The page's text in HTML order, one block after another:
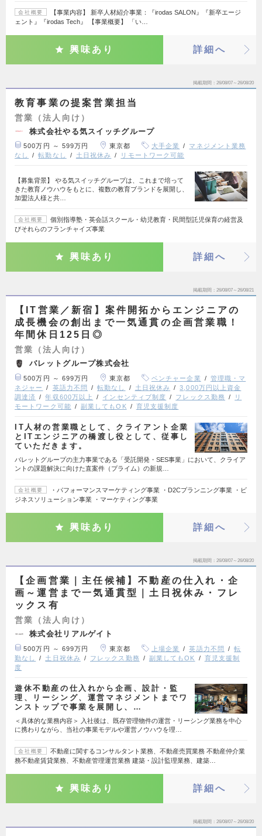
会社概要
【事業内容】 新卒人材紹介事業：『irodas SALON』『新卒エージ
ェント』『irodas Tech』 【事業概要】 「い…
興味あり 詳細へ
掲載期間 26/08/07～26/08/20
教育事業の提案営業担当
営業（法人向け）
株式会社やる気スイッチグループ
500万円 ～ 599万円 東京都 大手企業
マネジメント業務
なし
転勤なし 土日祝休み リモートワーク可能
【募集背景】 やる気スイッチグループは、これまで培って
きた教育ノウハウをもとに、複数の教育ブランドを展開し、
加盟法人様と共…
会社概要
個別指導塾・英会話スクール・幼児教育・民間型託児保育の経営及
びそれらのフランチャイズ事業
興味あり 詳細へ
掲載期間 26/08/07～26/08/21
【IT営業／新宿】案件開拓からエンジニアの
成長機会の創出まで一気通貫の企画営業職！
年間休日125日◎
営業（法人向け）
バレットグループ株式会社
500万円 ～ 699万円 東京都 ベンチャー企業
管理職・マ
ネジャー
英語力不問 転勤なし 土日祝休み
3,000万円以上資金
調達済
年収600万以上 インセンティブ制度 フレックス勤務
リ
モートワーク可能
副業してもOK 育児支援制度
IT人材の営業職として、クライアント企業
とITエンジニアの橋渡し役として、従事し
ていただきます。
バレットグループの主力事業である「受託開発・SES事業」において、クライア
ントの課題解決に向けた直案件（プライム）の新規…
会社概要
・パフォーマンスマーケティング事業 ・D2Cプランニング事業 ・ビ
ジネスソリューション事業 ・マーケティング事業
興味あり 詳細へ
掲載期間 26/08/07～26/08/20
【企画営業｜主任候補】不動産の仕入れ・企
画～運営まで一気通貫型｜土日祝休み・フレ
ックス有
営業（法人向け）
株式会社リアルゲイト
500万円 ～ 699万円 東京都 上場企業 英語力不問
転
勤なし
土日祝休み フレックス勤務 副業してもOK
育児支援制
度
遊休不動産の仕入れから企画、設計・監
理、リーシング、運営マネジメントまでワ
ンストップで事業を展開し、…
＜具体的な業務内容＞ 入社後は、既存管理物件の運営・リーシング業務を中心
に携わりながら、当社の事業モデルや運営ノウハウを理…
会社概要
不動産に関するコンサルタント業務、不動産売買業務 不動産仲介業
務不動産賃貸業務、不動産管理運営業務 建築・設計監理業務、建築…
興味あり 詳細へ
掲載期間 26/08/07～26/08/20